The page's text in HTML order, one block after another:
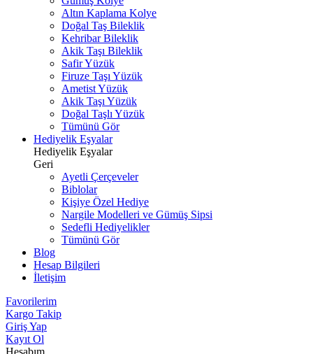
Altın Kaplama Kolye
Doğal Taş Bileklik
Kehribar Bileklik
Akik Taşı Bileklik
Safir Yüzük
Firuze Taşı Yüzük
Ametist Yüzük
Akik Taşı Yüzük
Doğal Taşlı Yüzük
Tümünü Gör
Hediyelik Eşyalar
Hediyelik Eşyalar
Geri
Ayetli Çerçeveler
Biblolar
Kişiye Özel Hediye
Nargile Modelleri ve Gümüş Sipsi
Sedefli Hediyelikler
Tümünü Gör
Blog
Hesap Bilgileri
İletişim
Favorilerim
Kargo Takip
Giriş Yap
Kayıt Ol
Hesabım